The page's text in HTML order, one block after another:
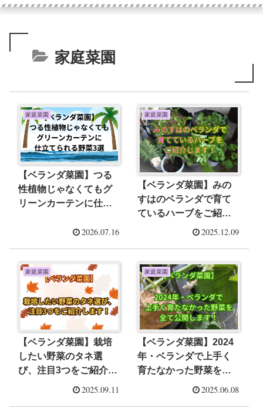
家庭菜園
家庭菜園
【ベランダ菜園】つる
性植物じゃなくてもグ
リーンカーテンに仕立
2026.07.16
家庭菜園
【ベランダ菜園】みの
すはのベランダで育て
ているハーブをご紹介
2025.12.09
家庭菜園
【ベランダ菜園】栽培
したい野菜のタネ選
び、注目3つをご紹介し
2025.09.11
家庭菜園
【ベランダ菜園】2024
年・ベランダで上手く
育たなかった野菜を全
て公開します！ 2025.06.08